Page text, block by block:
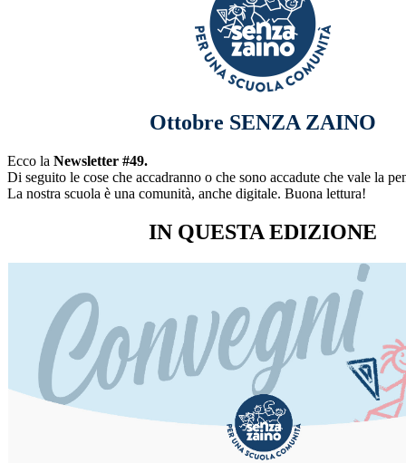
Ottobre SENZA ZAINO
Ecco la Newsletter #49.
Di seguito le cose che accadranno o che sono accadute che vale la
La nostra scuola è una comunità, anche digitale. Buona lettura!
IN QUESTA EDIZIONE